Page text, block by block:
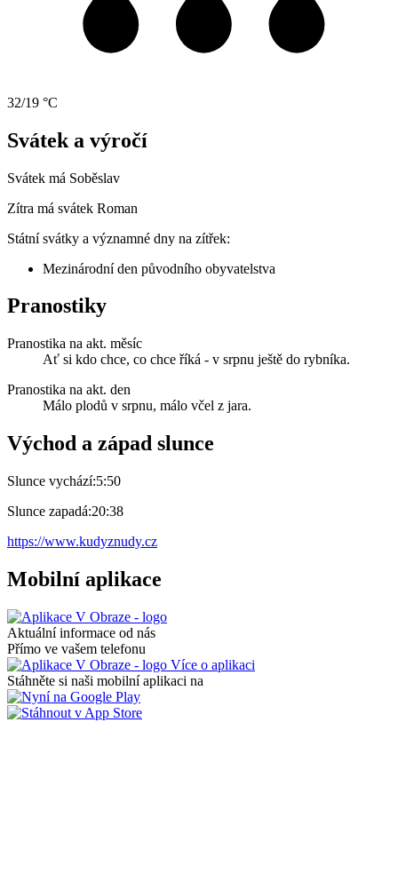
32/19 °C
Svátek a výročí
Svátek má Soběslav
Zítra má svátek Roman
Státní svátky a významné dny na zítřek:
Mezinárodní den původního obyvatelstva
Pranostiky
Pranostika na akt. měsíc
Ať si kdo chce, co chce říká - v srpnu ještě do rybníka.
Pranostika na akt. den
Málo plodů v srpnu, málo včel z jara.
Východ a západ slunce
Slunce vychází:5:50
Slunce zapadá:20:38
https://www.kudyznudy.cz
Mobilní aplikace
Aktuální informace od nás
Přímo ve vašem telefonu
Více o aplikaci
Stáhněte si naši mobilní aplikaci na